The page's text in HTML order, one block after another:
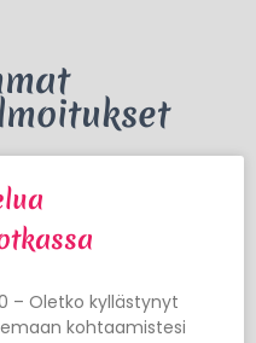
– Oletko kyllästynyt
kohtaamistesi